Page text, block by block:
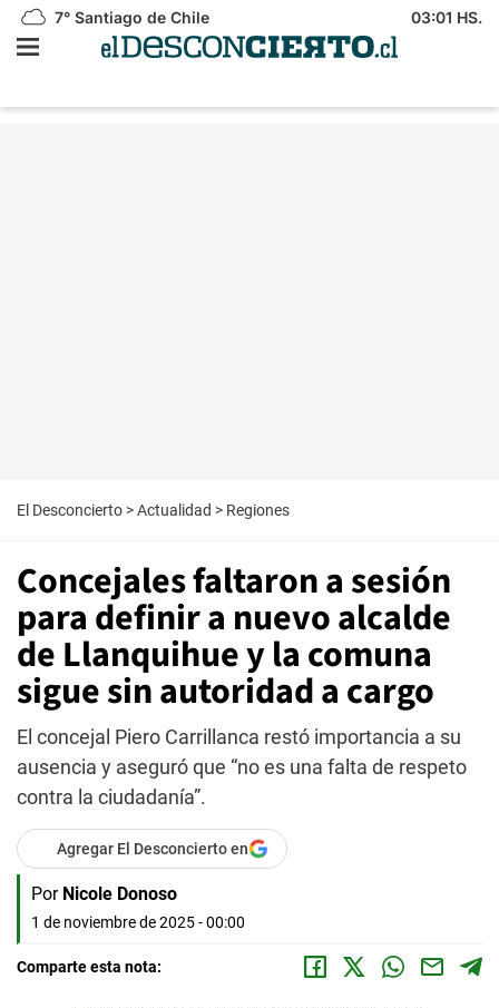
7° Santiago de Chile 03:01 HS.
El Desconcierto >Actualidad > Regiones
Concejales faltaron a sesión
para definir a nuevo alcalde
de Llanquihue y la comuna
sigue sin autoridad a cargo
El concejal Piero Carrillanca restó importancia a su
ausencia y aseguró que “no es una falta de respeto
contra la ciudadanía”.
Agregar El Desconcierto en
Por Nicole Donoso
1 de noviembre de 2025 - 00:00
Comparte esta nota: